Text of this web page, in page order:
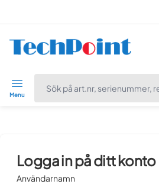
Menu
Logga in på ditt konto
Användarnamn